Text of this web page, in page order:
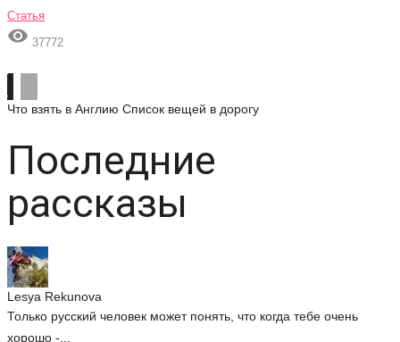
Статья
 37772
Что взять в Англию Список вещей в дорогу
Последние
рассказы
Lesya Rekunova
Только русский человек может понять, что когда тебе очень
хорошо -...